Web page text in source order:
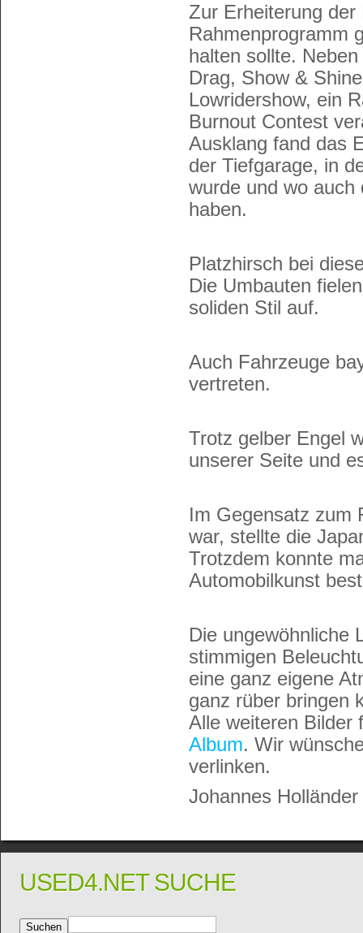
Zur Erheiterung
Rahmenprogramm
halten sollte.
Drag, Show &
Lowridershow, ein
Burnout Contest
Ausklang fand das
der Tiefgarage, in
wurde und wo
haben.
Platzhirsch bei
Die Umbauten
soliden Stil auf.
Auch Fahrzeuge
vertreten.
Trotz gelber Engel
unserer Seite und
Im Gegensatz zum
war, stellte die
Trotzdem konnte
Automobilkunst
Die ungewöhnliche
stimmigen
eine ganz eigene
ganz rüber bringen
Alle weiteren
Album. Wir
verlinken.
Johannes
USED4.NET SUCHE